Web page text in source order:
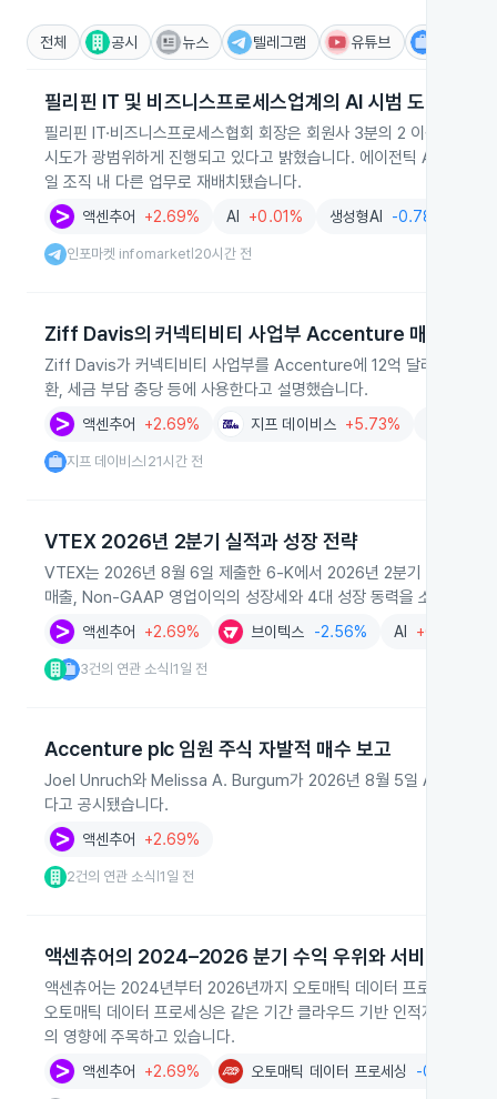
전체 공시 뉴스 텔레그램 유튜브
필리핀 IT 및 비즈니스프로세스업계의 AI 시범 도입 확산
필리핀 IT·비즈니스프로세스협회 회장은 회원사 3분의 2 이상이 인
시도가 광범위하게 진행되고 있다고 밝혔습니다. 에이전틱 AI의 업무
일 조직 내 다른 업무로 재배치됐습니다.
액센추어 +2.69% AI +0.01% 생성형AI -0.78%
인포마켓 infomarket 20시간 전
Ziff Davis의 커넥티비티 사업부 Accenture 매각
Ziff Davis가 커넥티비티 사업부를 Accenture에 12억 달러에 매각
환, 세금 부담 충당 등에 사용한다고 설명했습니다.
액센추어 +2.69% 지프 데이비스 +5.73%
지프 데이비스 21시간 전
VTEX 2026년 2분기 실적과 성장 전략
VTEX는 2026년 8월 6일 제출한 6‑K에서 2026년 2분기 매출이
매출, Non-GAAP 영업이익의 성장세와 4대 성장 동력을 소개했습니
액센추어 +2.69% 브이텍스 -2.56% AI +0.01%
3건의 연관 소식 1일 전
Accenture plc 임원 주식 자발적 매수 보고
Joel Unruch와 Melissa A. Burgum가 2026년 8월 5일 Accenture
다고 공시됐습니다.
액센추어 +2.69%
2건의 연관 소식 1일 전
액센츄어의 2024–2026 분기 수익 우위와 서비스 확장
액센츄어는 2024년부터 2026년까지 오토매틱 데이터 프로세싱보
오토매틱 데이터 프로세싱은 같은 기간 클라우드 기반 인적자원 관
의 영향에 주목하고 있습니다.
액센추어 +2.69% 오토매틱 데이터 프로세싱 -0.80%